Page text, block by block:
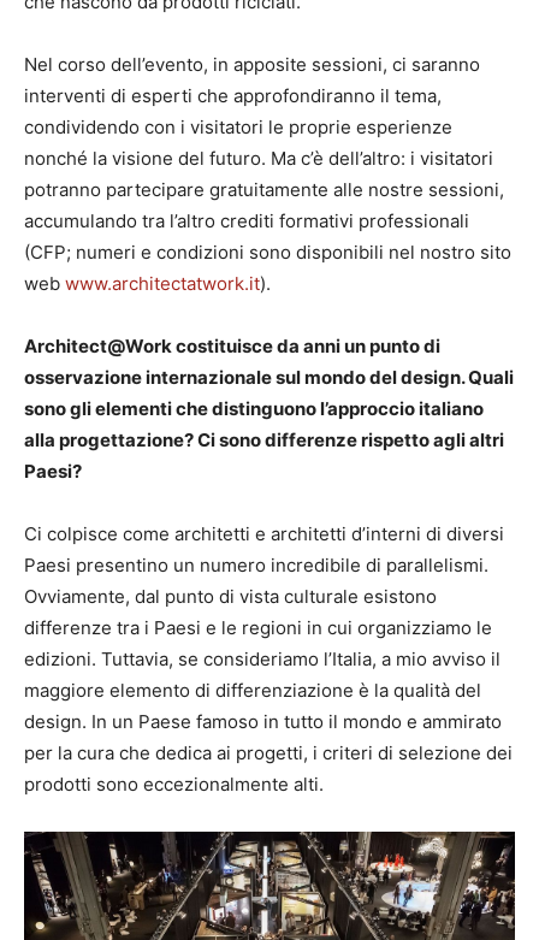
Nel corso dell’evento, in apposite sessioni, ci saranno
interventi di esperti che approfondiranno il tema,
condividendo con i visitatori le proprie esperienze
nonché la visione del futuro. Ma c’è dell’altro: i visitatori
potranno partecipare gratuitamente alle nostre sessioni,
accumulando tra l’altro crediti formativi professionali
(CFP; numeri e condizioni sono disponibili nel nostro sito
web www.architectatwork.it).
Architect@Work costituisce da anni un punto di
osservazione internazionale sul mondo del design. Quali
sono gli elementi che distinguono l’approccio italiano
alla progettazione? Ci sono differenze rispetto agli altri
Paesi?
Ci colpisce come architetti e architetti d’interni di diversi
Paesi presentino un numero incredibile di parallelismi.
Ovviamente, dal punto di vista culturale esistono
differenze tra i Paesi e le regioni in cui organizziamo le
edizioni. Tuttavia, se consideriamo l’Italia, a mio avviso il
maggiore elemento di differenziazione è la qualità del
design. In un Paese famoso in tutto il mondo e ammirato
per la cura che dedica ai progetti, i criteri di selezione dei
prodotti sono eccezionalmente alti.